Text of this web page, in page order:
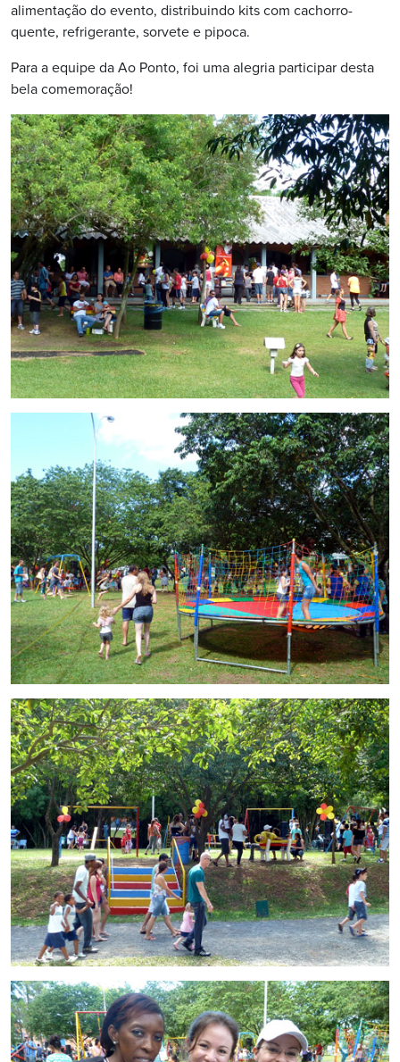
alimentação do evento, distribuindo kits com cachorro-
quente, refrigerante, sorvete e pipoca.
Para a equipe da Ao Ponto, foi uma alegria participar desta
bela comemoração!